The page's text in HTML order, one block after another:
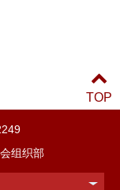
组织部
TOP